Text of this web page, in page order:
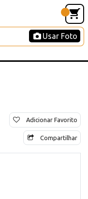
Usar Foto
Adicionar Favorito
Compartilhar